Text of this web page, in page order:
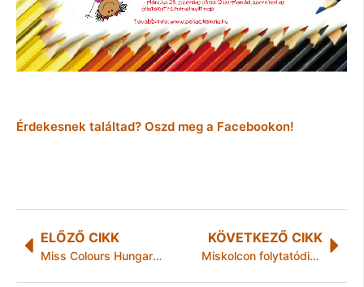
Érdekesnek találtad? Oszd meg a Facebookon!
ELŐZŐ CIKK
Miss Colours Hungary 2012
KÖVETKEZŐ CIKK
Miskolcon folytatódik a tűzifa szétosztása